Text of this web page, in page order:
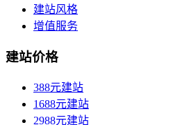
建站风格
增值服务
建站价格
388元建站
1688元建站
2988元建站